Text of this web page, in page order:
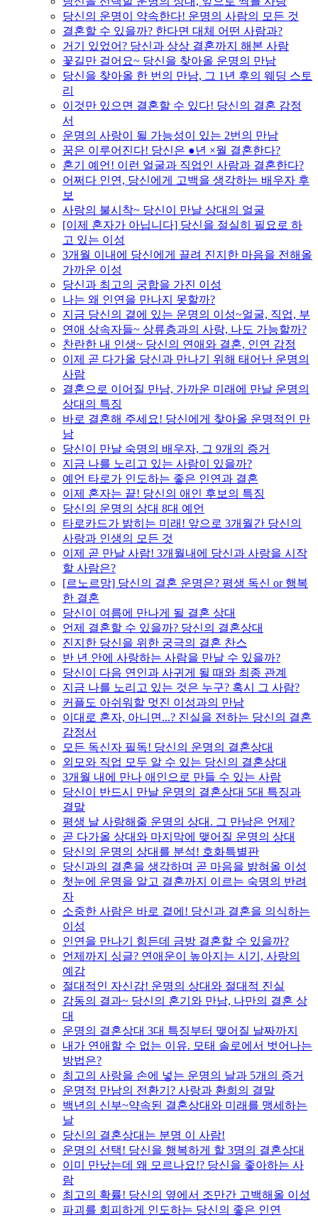
당신의 운명이 약속한다! 운명의 사람의 모든 것
결혼할 수 있을까? 한다면 대체 어떤 사람과?
거기 있었어? 당신과 상상 결혼까지 해본 사람
꽃길만 걸어요~ 당신을 찾아올 운명의 만남
당신을 찾아올 한 번의 만남, 그 1년 후의 웨딩 스토
리
이것만 있으면 결혼할 수 있다! 당신의 결혼 감정
서
운명의 사랑이 될 가능성이 있는 2번의 만남
꿈은 이루어진다! 당신은 ●년 ×월 결혼한다?
혼기 예언! 이런 얼굴과 직업인 사람과 결혼한다?
어쩌다 인연, 당신에게 고백을 생각하는 배우자 후
보
사랑의 불시착~ 당신이 만날 상대의 얼굴
[이제 혼자가 아닙니다] 당신을 절실히 필요로 하
고 있는 이성
3개월 이내에 당신에게 끌려 진지한 마음을 전해올
가까운 이성
당신과 최고의 궁합을 가진 이성
나는 왜 인연을 만나지 못할까?
지금 당신의 곁에 있는 운명의 이성~얼굴, 직업, 부
연애 상속자들~ 상류층과의 사랑, 나도 가능할까?
찬란한 내 인생~ 당신의 연애와 결혼, 인연 감정
이제 곧 다가올 당신과 만나기 위해 태어난 운명의
사람
결혼으로 이어질 만남, 가까운 미래에 만날 운명의
상대의 특징
바로 결혼해 주세요! 당신에게 찾아올 운명적인 만
남
당신이 만날 숙명의 배우자, 그 9개의 증거
지금 나를 노리고 있는 사람이 있을까?
예언 타로가 인도하는 좋은 인연과 결혼
이제 혼자는 끝! 당신의 애인 후보의 특징
당신의 운명의 상대 8대 예언
타로카드가 밝히는 미래! 앞으로 3개월간 당신의
사랑과 인생의 모든 것
이제 곧 만날 사람! 3개월내에 당신과 사랑을 시작
할 사람은?
[르노르망] 당신의 결혼 운명은? 평생 독신 or 행복
한 결혼
당신이 여름에 만나게 될 결혼 상대
언제 결혼할 수 있을까? 당신의 결혼상대
진지한 당신을 위한 궁극의 결혼 찬스
반 년 안에 사랑하는 사람을 만날 수 있을까?
당신이 다음 연인과 사귀게 될 때와 최종 관계
지금 나를 노리고 있는 것은 누구? 혹시 그 사람?
커플도 아쉬워할 멋진 이성과의 만남
이대로 혼자, 아니면...? 진실을 전하는 당신의 결혼
감정서
모든 독신자 필독! 당신의 운명의 결혼상대
외모와 직업 모두 알 수 있는 당신의 결혼상대
3개월 내에 만나 애인으로 만들 수 있는 사람
당신이 반드시 만날 운명의 결혼상대 5대 특징과
결말
평생 날 사랑해줄 운명의 상대. 그 만남은 언제?
곧 다가올 상대와 마지막에 맺어질 운명의 상대
당신의 운명의 상대를 분석! 호화특별판
당신과의 결혼을 생각하며 곧 마음을 밝혀올 이성
첫눈에 운명을 알고 결혼까지 이르는 숙명의 반려
자
소중한 사람은 바로 곁에! 당신과 결혼을 의식하는
이성
인연을 만나기 힘든데 금방 결혼할 수 있을까?
언제까지 싱글? 연애운이 높아지는 시기, 사랑의
예감
절대적인 자신감! 운명의 상대와 절대적 진실
감동의 결과~ 당신의 혼기와 만남, 나만의 결혼 상
대
운명의 결혼상대 3대 특징부터 맺어질 날짜까지
내가 연애할 수 없는 이유. 모태 솔로에서 벗어나는
방법은?
최고의 사랑을 손에 넣는 운명의 날과 5개의 증거
운명적 만남의 전환기? 사랑과 환희의 결말
백년의 신부~약속된 결혼상대와 미래를 맹세하는
날
당신의 결혼상대는 분명 이 사람!
운명의 선택! 당신을 행복하게 할 3명의 결혼상대
이미 만났는데 왜 모르나요!? 당신을 좋아하는 사
람
최고의 확률! 당신의 옆에서 조만간 고백해올 이성
파괴를 회피하게 인도하는 당신의 좋은 인연